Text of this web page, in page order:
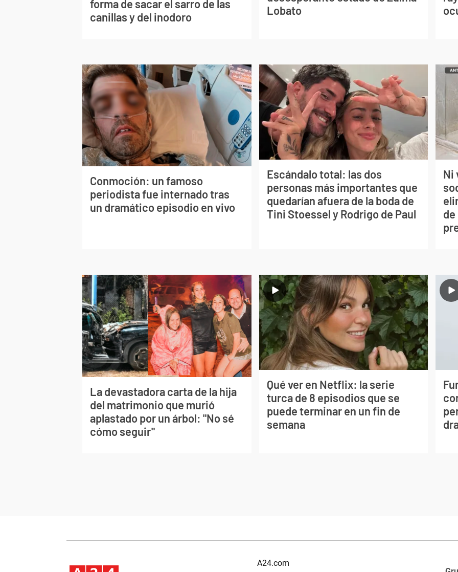
forma de sacar el sarro de las
canillas y del inodoro
Lobato
Conmoción: un famoso
periodista fue internado tras
un dramático episodio en vivo
Escándalo total: las dos
personas más importantes que
quedarían afuera de la boda de
Tini Stoessel y Rodrigo de Paul
Ni
de
La devastadora carta de la hija
del matrimonio que murió
aplastado por un árbol: "No sé
cómo seguir"
Qué ver en Netflix: la serie
turca de 8 episodios que se
puede terminar en un fin de
semana
A24.com